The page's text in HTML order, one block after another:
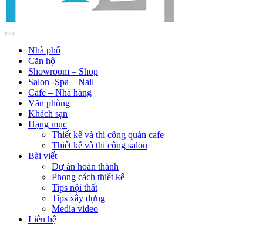
Nhà phố
Căn hộ
Showroom – Shop
Salon -Spa – Nail
Cafe – Nhà hàng
Văn phòng
Khách sạn
Hạng mục
Thiết kế và thi công quán cafe
Thiết kế và thi công salon
Bài viết
Dự án hoàn thành
Phong cách thiết kế
Tips nội thất
Tips xây dựng
Media video
Liên hệ